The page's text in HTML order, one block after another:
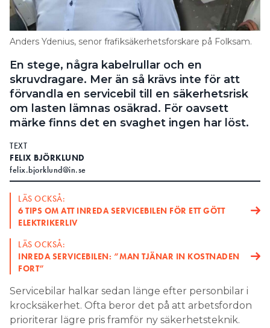
Search for:
SEARCH
Anders Ydenius, senor frafiksäkerhetsforskare på Folksam.
En stege, några kabelrullar och en
skruvdragare. Mer än så krävs inte för att
förvandla en servicebil till en säkerhetsrisk
om lasten lämnas osäkrad. För oavsett
märke finns det en svaghet ingen har löst.
TEXT
FELIX BJÖRKLUND
felix.bjorklund@in.se
LÄS OCKSÅ:
6 TIPS OM ATT INREDA SERVICEBILEN FÖR ETT GÖTT
ELEKTRIKERLIV
LÄS OCKSÅ:
INREDA SERVICEBILEN: ”MAN TJÄNAR IN KOSTNADEN
FORT”
Servicebilar halkar sedan länge efter personbilar i
krocksäkerhet. Ofta beror det på att arbetsfordon
prioriterar lägre pris framför ny säkerhetsteknik.